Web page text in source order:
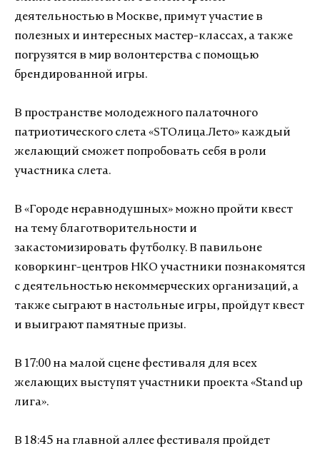
деятельностью в Москве, примут участие в
полезных и интересных мастер-классах, а также
погрузятся в мир волонтерства с помощью
брендированной игры.
В пространстве молодежного палаточного
патриотического слета «ЅТОлица.Лето» каждый
желающий сможет попробовать себя в роли
участника слета.
В «Городе неравнодушных» можно пройти квест
на тему благотворительности и
закастомизировать футболку. В павильоне
коворкинг-центров НКО участники познакомятся
с деятельностью некоммерческих организаций, а
также сыграют в настольные игры, пройдут квест
и выиграют памятные призы.
В 17:00 на малой сцене фестиваля для всех
желающих выступят участники проекта «Stand up
лига».
В 18:45 на главной аллее фестиваля пройдет